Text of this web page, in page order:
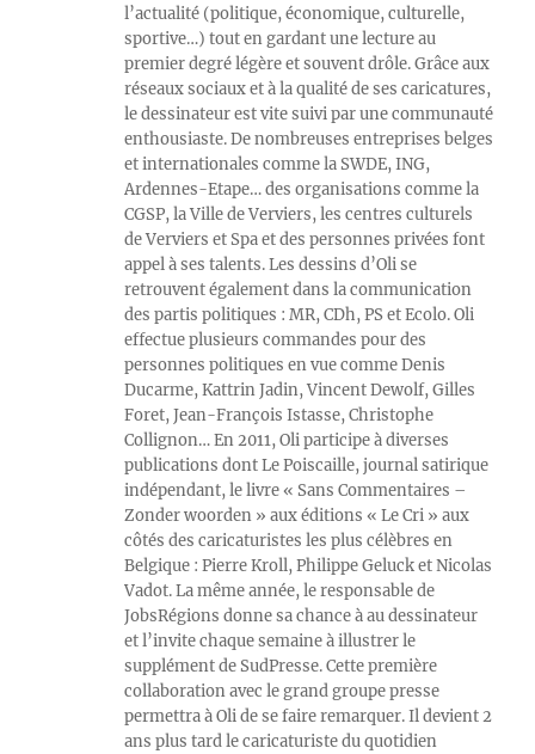
l’actualité (politique, économique, culturelle,
sportive…) tout en gardant une lecture au
premier degré légère et souvent drôle. Grâce aux
réseaux sociaux et à la qualité de ses caricatures,
le dessinateur est vite suivi par une communauté
enthousiaste. De nombreuses entreprises belges
et internationales comme la SWDE, ING,
Ardennes-Etape… des organisations comme la
CGSP, la Ville de Verviers, les centres culturels
de Verviers et Spa et des personnes privées font
appel à ses talents. Les dessins d’Oli se
retrouvent également dans la communication
des partis politiques : MR, CDh, PS et Ecolo. Oli
effectue plusieurs commandes pour des
personnes politiques en vue comme Denis
Ducarme, Kattrin Jadin, Vincent Dewolf, Gilles
Foret, Jean-François Istasse, Christophe
Collignon… En 2011, Oli participe à diverses
publications dont Le Poiscaille, journal satirique
indépendant, le livre « Sans Commentaires –
Zonder woorden » aux éditions « Le Cri » aux
côtés des caricaturistes les plus célèbres en
Belgique : Pierre Kroll, Philippe Geluck et Nicolas
Vadot. La même année, le responsable de
JobsRégions donne sa chance à au dessinateur
et l’invite chaque semaine à illustrer le
supplément de SudPresse. Cette première
collaboration avec le grand groupe presse
permettra à Oli de se faire remarquer. Il devient 2
ans plus tard le caricaturiste du quotidien